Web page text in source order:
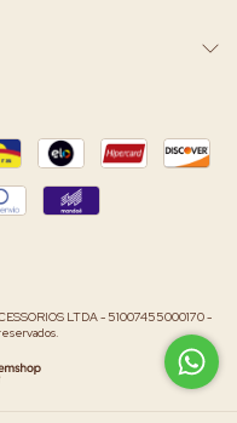
LTDA - 51007455000170 -